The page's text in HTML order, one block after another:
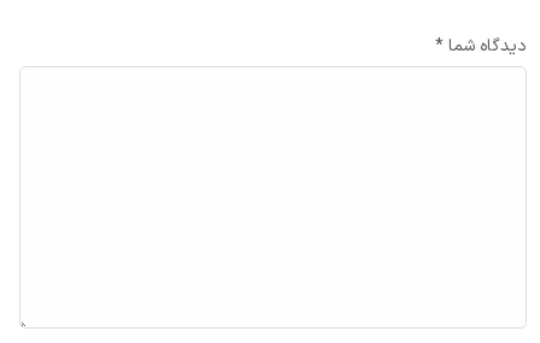
دیدگاه شما *